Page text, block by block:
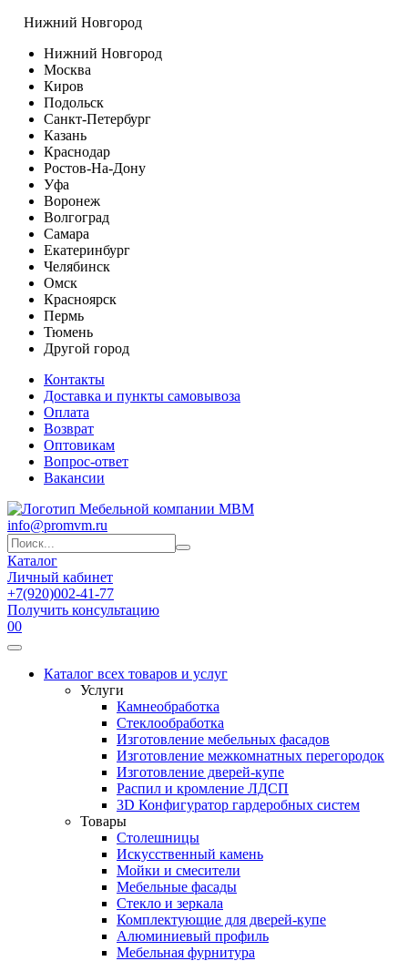
Нижний Новгород
Нижний Новгород
Москва
Киров
Подольск
Санкт-Петербург
Казань
Краснодар
Ростов-На-Дону
Уфа
Воронеж
Волгоград
Самара
Екатеринбург
Челябинск
Омск
Красноярск
Пермь
Тюмень
Другой город
Контакты
Доставка и пункты самовывоза
Оплата
Возврат
Оптовикам
Вопрос-ответ
Вакансии
info@promvm.ru
Каталог
Личный кабинет
+7(920)002-41-77
Получить консультацию
00
Каталог всех товаров и услуг
Услуги
Камнеобработка
Стеклообработка
Изготовление мебельных фасадов
Изготовление межкомнатных перегородок
Изготовление дверей-купе
Распил и кромление ЛДСП
3D Конфигуратор гардеробных систем
Товары
Столешницы
Искусственный камень
Мойки и смесители
Мебельные фасады
Стекло и зеркала
Комплектующие для дверей-купе
Алюминиевый профиль
Мебельная фурнитура